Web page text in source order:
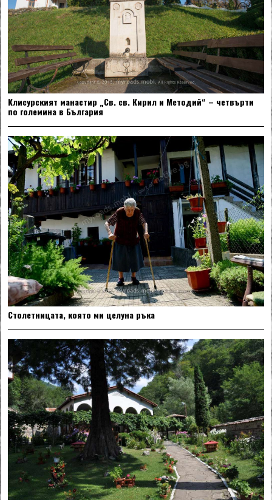
Клисурският манастир „Св. св. Кирил и Методий“ – четвърти
по големина в България
Столетницата, която ми целуна ръка